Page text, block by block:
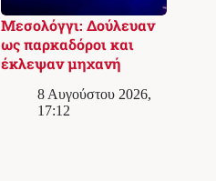
Μεσολόγγι: Δούλευαν
ως παρκαδόροι και
έκλεψαν μηχανή
8 Αυγούστου 2026,
17:12